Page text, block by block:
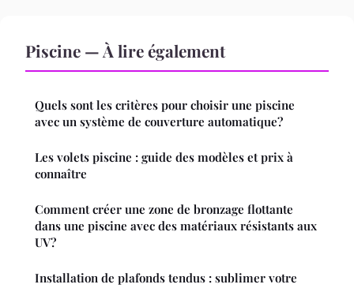
Piscine — À lire également
Quels sont les critères pour choisir une piscine
avec un système de couverture automatique?
Les volets piscine : guide des modèles et prix à
connaître
Comment créer une zone de bronzage flottante
dans une piscine avec des matériaux résistants aux
UV?
Installation de plafonds tendus : sublimer votre